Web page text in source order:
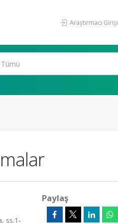
Araştırmacı Girişi
ss.1-
Paylaş